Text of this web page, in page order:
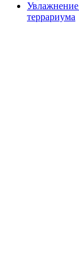
террариума